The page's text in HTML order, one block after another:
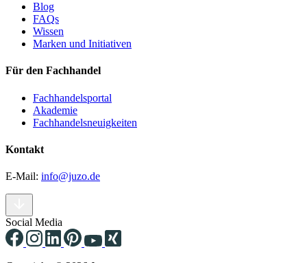
Blog
FAQs
Wissen
Marken und Initiativen
Für den Fachhandel
Fachhandelsportal
Akademie
Fachhandelsneuigkeiten
Kontakt
E-Mail: info@juzo.de
Social Media